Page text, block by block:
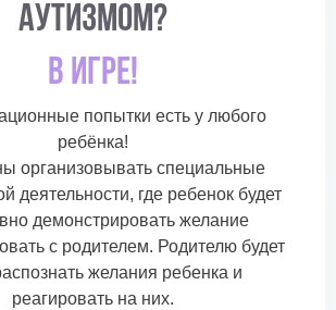
аутизмом?
В игре!
попытки есть у любого
ребёнка!
организовывать специальные
деятельности, где ребенок будет
демонстрировать желание
с родителем. Родителю будет
желания ребенка и
реагировать на них.